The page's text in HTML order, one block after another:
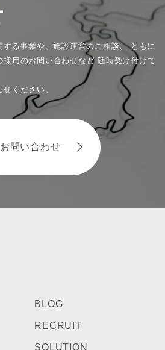
る事業や、施設運営のご相談、ともに
採用のお問い合わせなど 随時受け付けて
ください。
お問い合わせ
BLOG
RECRUIT
SOLUTION